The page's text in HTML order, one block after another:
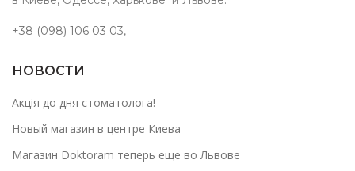
+38 (098) 106 03 03,
НОВОСТИ
Акція до дня стоматолога!
Новый магазин в центре Киева
Магазин Doktoram теперь еще во Львове